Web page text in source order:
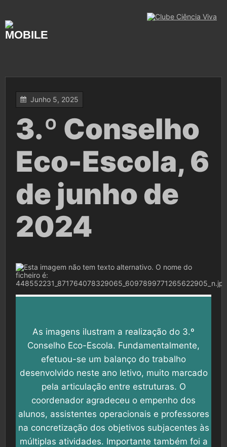
content
Junho 5, 2025
3.º Conselho
Eco-Escola, 6
de junho de
2024
As imagens ilustram a realização do 3.º
Conselho Eco-Escola. Fundamentalmente,
efetuou-se um balanço do trabalho
desenvolvido neste ano letivo, muito marcado
pela articulação entre estruturas. O
coordenador agradeceu o empenho dos
alunos, assistentes operacionais e professores
na concretização dos objetivos subjacentes às
múltiplas atividades. Importante também foi a